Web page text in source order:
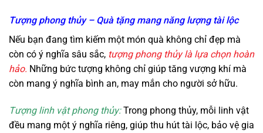
Tượng phong thủy – Quà tặng mang năng lượng tài lộc
Nếu bạn đang tìm kiếm một món quà không chỉ đẹp mà
còn có ý nghĩa sâu sắc, tượng phong thủy là lựa chọn hoàn
hảo. Những bức tượng không chỉ giúp tăng vượng khí mà
còn mang ý nghĩa bình an, may mắn cho người sở hữu.
Tượng linh vật phong thủy:Trong phong thủy, mỗi linh vật
đều mang một ý nghĩa riêng, giúp thu hút tài lộc, bảo vệ gia